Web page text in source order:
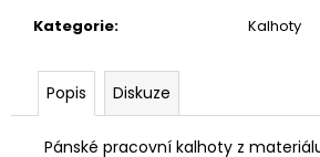
Kategorie: Kalhoty
Popis Diskuze
Pánské pracovní kalhoty z
e